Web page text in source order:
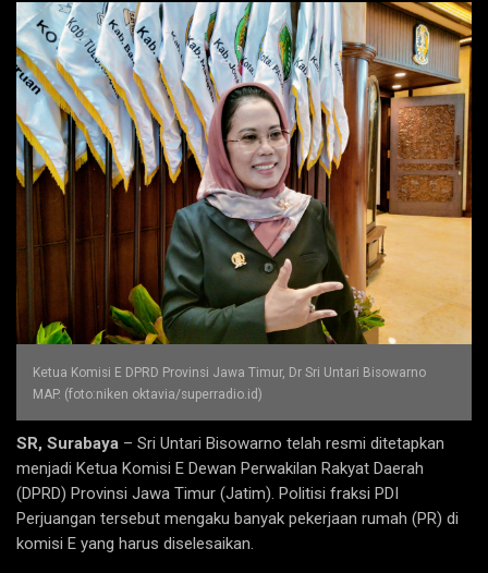
Ketua Komisi E DPRD Provinsi Jawa Timur, Dr Sri Untari Bisowarno
MAP. (foto:niken oktavia/superradio.id)
SR, Surabaya – Sri Untari Bisowarno telah resmi ditetapkan
menjadi Ketua Komisi E Dewan Perwakilan Rakyat Daerah
(DPRD) Provinsi Jawa Timur (Jatim). Politisi fraksi PDI
Perjuangan tersebut mengaku banyak pekerjaan rumah (PR) di
komisi E yang harus diselesaikan.